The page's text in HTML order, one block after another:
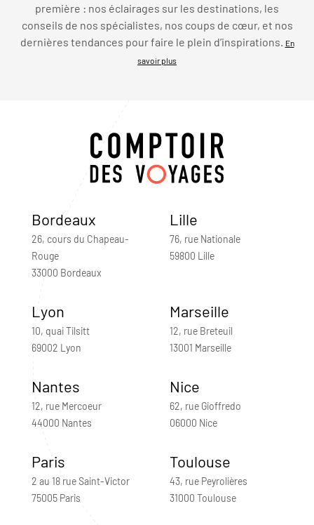
première : nos éclairages sur les destinations, les
conseils de nos spécialistes, nos coups de cœur, et nos
dernières tendances pour faire le plein d’inspirations.
En
savoir plus
Bordeaux
26, cours du Chapeau-
Rouge
33000 Bordeaux
Lille
76, rue Nationale
59800 Lille
Lyon
10, quai Tilsitt
69002 Lyon
Marseille
12, rue Breteuil
13001 Marseille
Nantes
12, rue Mercoeur
44000 Nantes
Nice
62, rue Gioffredo
06000 Nice
Paris
2 au 18 rue Saint-Victor
75005 Paris
Toulouse
43, rue Peyrolières
31000 Toulouse